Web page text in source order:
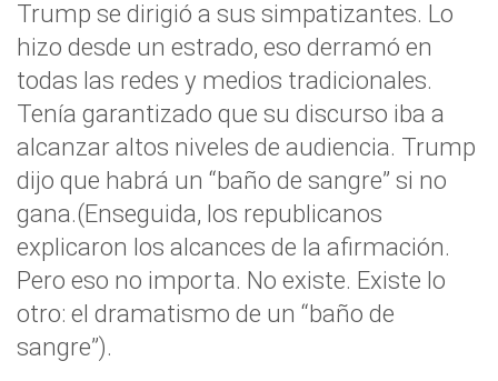
Trump se dirigió a sus simpatizantes. Lo
hizo desde un estrado, eso derramó en
todas las redes y medios tradicionales.
Tenía garantizado que su discurso iba a
alcanzar altos niveles de audiencia. Trump
dijo que habrá un “baño de sangre” si no
gana.(Enseguida, los republicanos
explicaron los alcances de la afirmación.
Pero eso no importa. No existe. Existe lo
otro: el dramatismo de un “baño de
sangre”).